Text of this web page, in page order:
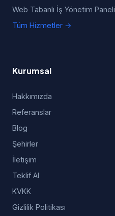
Web Tabanlı İş Yönetim Paneli
Tüm Hizmetler →
Kurumsal
Hakkımızda
Referanslar
Blog
Şehirler
İletişim
Teklif Al
KVKK
Gizlilik Politikası